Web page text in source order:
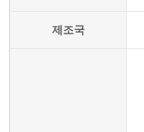
제조국